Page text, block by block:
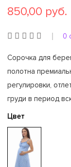
850,00 руб.
0
Сорочка для
полотна
регулировки,
груди в период
Цвет